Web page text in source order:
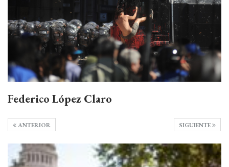
Federico López Claro
SIGUIENTE
ANTERIOR